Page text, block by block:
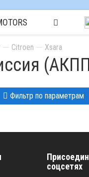
Citroen Xsara
Фильтр по параметрам
соцсетях